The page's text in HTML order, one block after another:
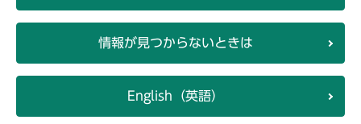
情報が見つからないときは
English（英語）